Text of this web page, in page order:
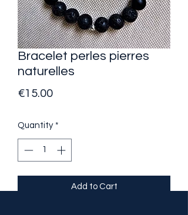
Bracelet perles pierres
naturelles
€15.00Price
Quantity *
Add to Cart